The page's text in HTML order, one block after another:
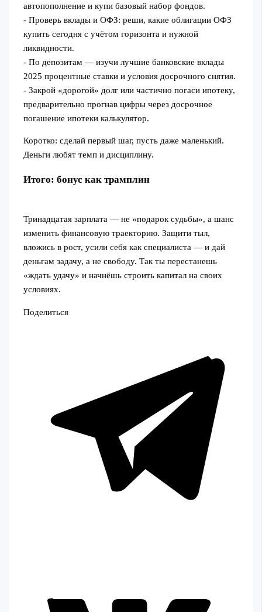
автопополнение и купи базовый набор фондов.
- Проверь вклады и ОФЗ: реши, какие облигации ОФЗ
купить сегодня с учётом горизонта и нужной
ликвидности.
- По депозитам — изучи лучшие банковские вклады
2025 процентные ставки и условия досрочного снятия.
- Закрой «дорогой» долг или частично погаси ипотеку,
предварительно прогнав цифры через досрочное
погашение ипотеки калькулятор.
Коротко: сделай первый шаг, пусть даже маленький.
Деньги любят темп и дисциплину.
Итого: бонус как трамплин
Тринадцатая зарплата — не «подарок судьбы», а шанс
изменить финансовую траекторию. Защити тыл,
вложись в рост, усили себя как специалиста — и дай
деньгам задачу, а не свободу. Так ты перестанешь
«ждать удачу» и начнёшь строить капитал на своих
условиях.
Поделиться